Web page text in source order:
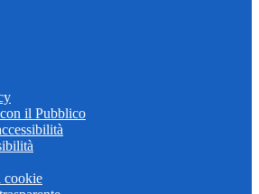
il Pubblico
cookie